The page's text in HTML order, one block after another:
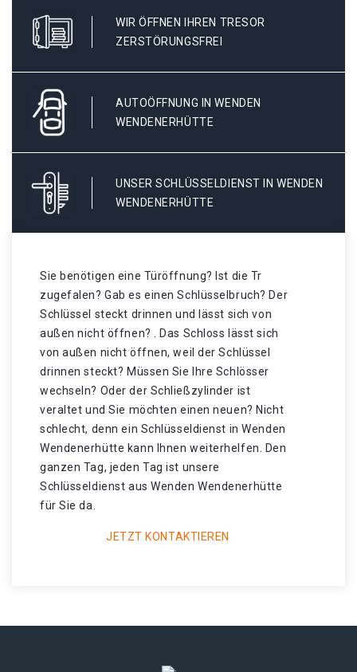
WIR ÖFFNEN IHREN TRESOR
ZERSTÖRUNGSFREI
AUTOÖFFNUNG IN WENDEN
WENDENERHÜTTE
UNSER SCHLÜSSELDIENST IN WENDEN
WENDENERHÜTTE
Sie benötigen eine Türöffnung? Ist die Tr
zugefalen? Gab es einen Schlüsselbruch? Der
Schlüssel steckt drinnen und lässt sich von
außen nicht öffnen? . Das Schloss lässt sich
von außen nicht öffnen, weil der Schlüssel
drinnen steckt? Müssen Sie Ihre Schlösser
wechseln? Oder der Schließzylinder ist
veraltet und Sie möchten einen neuen? Nicht
schlecht, denn ein Schlüsseldienst in Wenden
Wendenerhütte kann Ihnen weiterhelfen. Den
ganzen Tag, jeden Tag ist unsere
Schlüsseldienst aus Wenden Wendenerhütte
für Sie da.
JETZT KONTAKTIEREN